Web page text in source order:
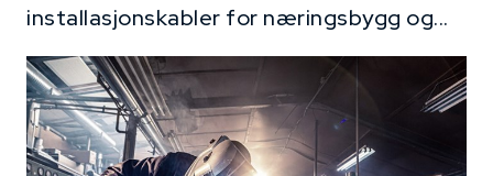
installasjonskabler for næringsbygg og...